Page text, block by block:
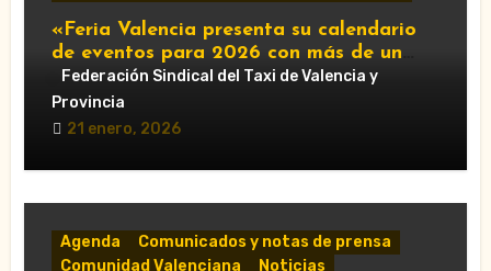
«Feria Valencia presenta su calendario
de eventos para 2026 con más de un
centenar de citas»
Federación Sindical del Taxi de Valencia y
Provincia
21 enero, 2026
Agenda
Comunicados y notas de prensa
Comunidad Valenciana
Noticias